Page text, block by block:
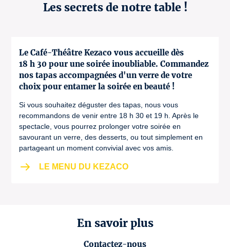
Les secrets de notre table !
Le Café-Théâtre Kezaco vous accueille dès
18 h 30 pour une soirée inoubliable. Commandez
nos tapas accompagnées d'un verre de votre
choix pour entamer la soirée en beauté !
Si vous souhaitez déguster des tapas, nous vous
recommandons de venir entre 18 h 30 et 19 h. Après le
spectacle, vous pourrez prolonger votre soirée en
savourant un verre, des desserts, ou tout simplement en
partageant un moment convivial avec vos amis.
LE MENU DU KEZACO
En savoir plus
Contactez-nous